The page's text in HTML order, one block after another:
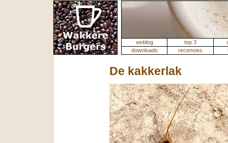
weblog top 3
downloads
recensies
De kakkerlak